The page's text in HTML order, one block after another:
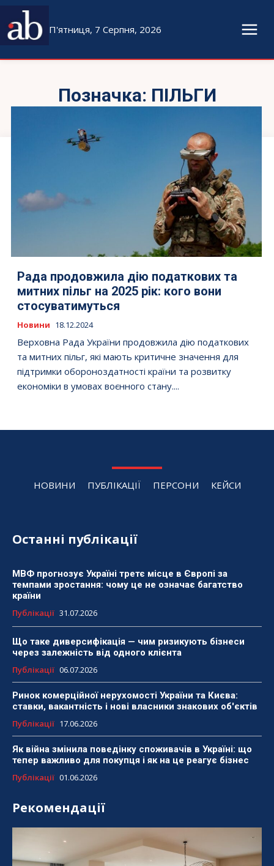
П'ятниця, 7 Серпня, 2026
Позначка: ПІЛЬГИ
Рада продовжила дію податкових та
митних пільг на 2025 рік: кого вони
стосуватимуться
Новини 18.12.2024
Верховна Рада України продовжила дію податкових
та митних пільг, які мають критичне значення для
підтримки обороноздатності країни та розвитку
економіки в умовах воєнного стану....
НОВИНИ ПУБЛІКАЦІЇ ПЕРСОНИ КЕЙСИ
Останні публікації
МВФ прогнозує Україні третє місце в Європі за
темпами зростання: чому це не означає багатство
країни
Публікації 31.07.2026
Що таке диверсифікація — чим ризикують бізнеси
через залежність від одного клієнта
Публікації 06.07.2026
Ринок комерційної нерухомості України та Києва:
ставки, вакантність і нові власники знакових об'єктів
Публікації 17.06.2026
Як війна змінила поведінку споживачів в Україні: що
тепер важливо для покупця і як на це реагує бізнес
Публікації 01.06.2026
Рекомендації